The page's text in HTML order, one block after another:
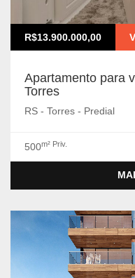
R$13.900.000,00
Apartamento para
Torres
RS - Torres - Predial
500m² Priv.